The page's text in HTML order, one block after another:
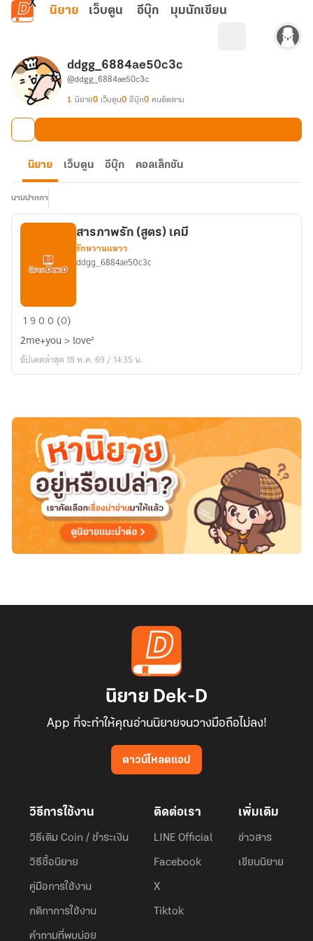
ข้ามไปยังเนื้อหาหลัก
นิยาย เว็บตูน อีบุ๊ก มุมนักเขียน
ddgg_6884ae50c3c
@ddgg_6884ae50c3c
1 นิยาย0 เว็บตูน0 อีบุ๊ก0 คนติดตาม
นิยาย เว็บตูน อีบุ๊ก คอลเล็กชัน
นามปากกา
สารภาพ
(สูตร)
เคมี
สารภาพรัก (สูตร) เคมี
รักหวานแหวว
ddgg_6884ae50c3c
1900 (0)
2me+you > love²
อัปเดตล่าสุด 18 พ.ค. 69 / 14:35 น.
นิยาย Dek-D
App ที่จะทำให้คุณอ่านนิยายจนวางมือถือไม่ลง!
ดาวน์โหลดแอป
วิธีการใช้งาน
วิธีเติม Coin / ชำระเงิน
วิธีซื้อนิยาย
คู่มือการใช้งาน
กติกาการใช้งาน
คำถามที่พบบ่อย
ติดต่อเรา
LINE Official
Facebook
X
Tiktok
เพิ่มเติม
ข่าวสาร
เขียนนิยาย